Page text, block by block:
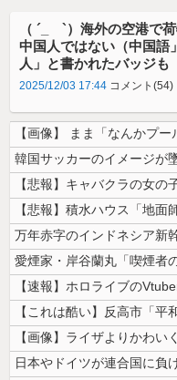
（ ´_ゝ`）海外の空港で
中国人ではない（中国
人」と書かれたバッジも
2025/12/03 17:44 コメント(54)
韓国サッカーのイメージが
日本やドイツが連合国に負